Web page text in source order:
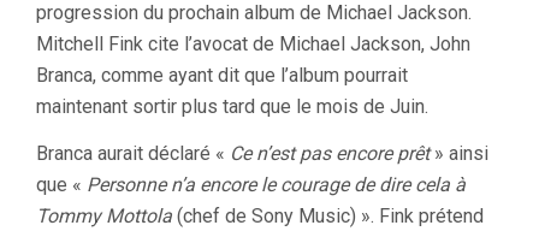
progression du prochain album de Michael Jackson.
Mitchell Fink cite l’avocat de Michael Jackson, John
Branca, comme ayant dit que l’album pourrait
maintenant sortir plus tard que le mois de Juin.
Branca aurait déclaré « Ce n’est pas encore prêt» ainsi
que « Personne n’a encore le courage de dire cela à
Tommy Mottola (chef de Sony Music) ». Fink prétend